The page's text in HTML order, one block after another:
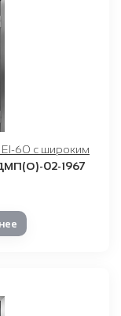
60 с широким
02-1967